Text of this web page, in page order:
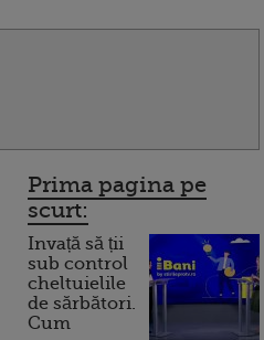
Prima pagina pe
scurt:
Invață să ții
sub control
cheltuielile
de sărbători.
Cum